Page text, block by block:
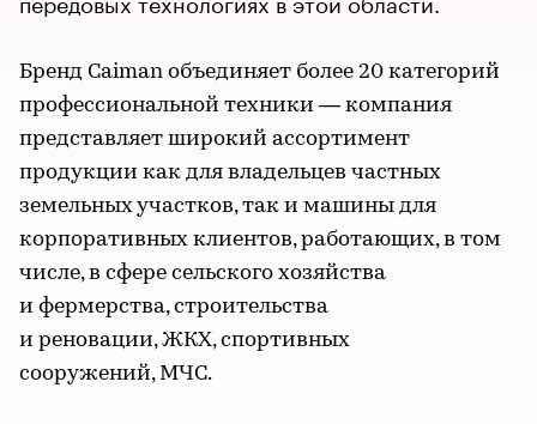
Бренд Caiman объединяет более 20 категорий
профессиональной техники — компания
представляет широкий ассортимент
продукции как для владельцев частных
земельных участков, так и машины для
корпоративных клиентов, работающих, в том
числе, в сфере сельского хозяйства
и фермерства, строительства
и реновации, ЖКХ, спортивных
сооружений, МЧС.